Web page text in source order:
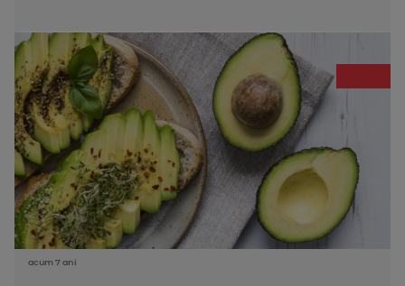
acum 7 ani